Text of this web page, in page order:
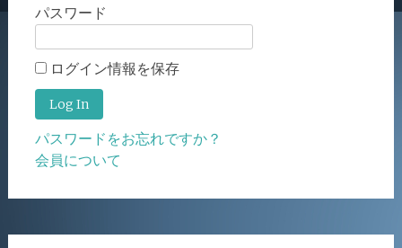
パスワード
ログイン情報を保存
パスワードをお忘れですか？
会員について